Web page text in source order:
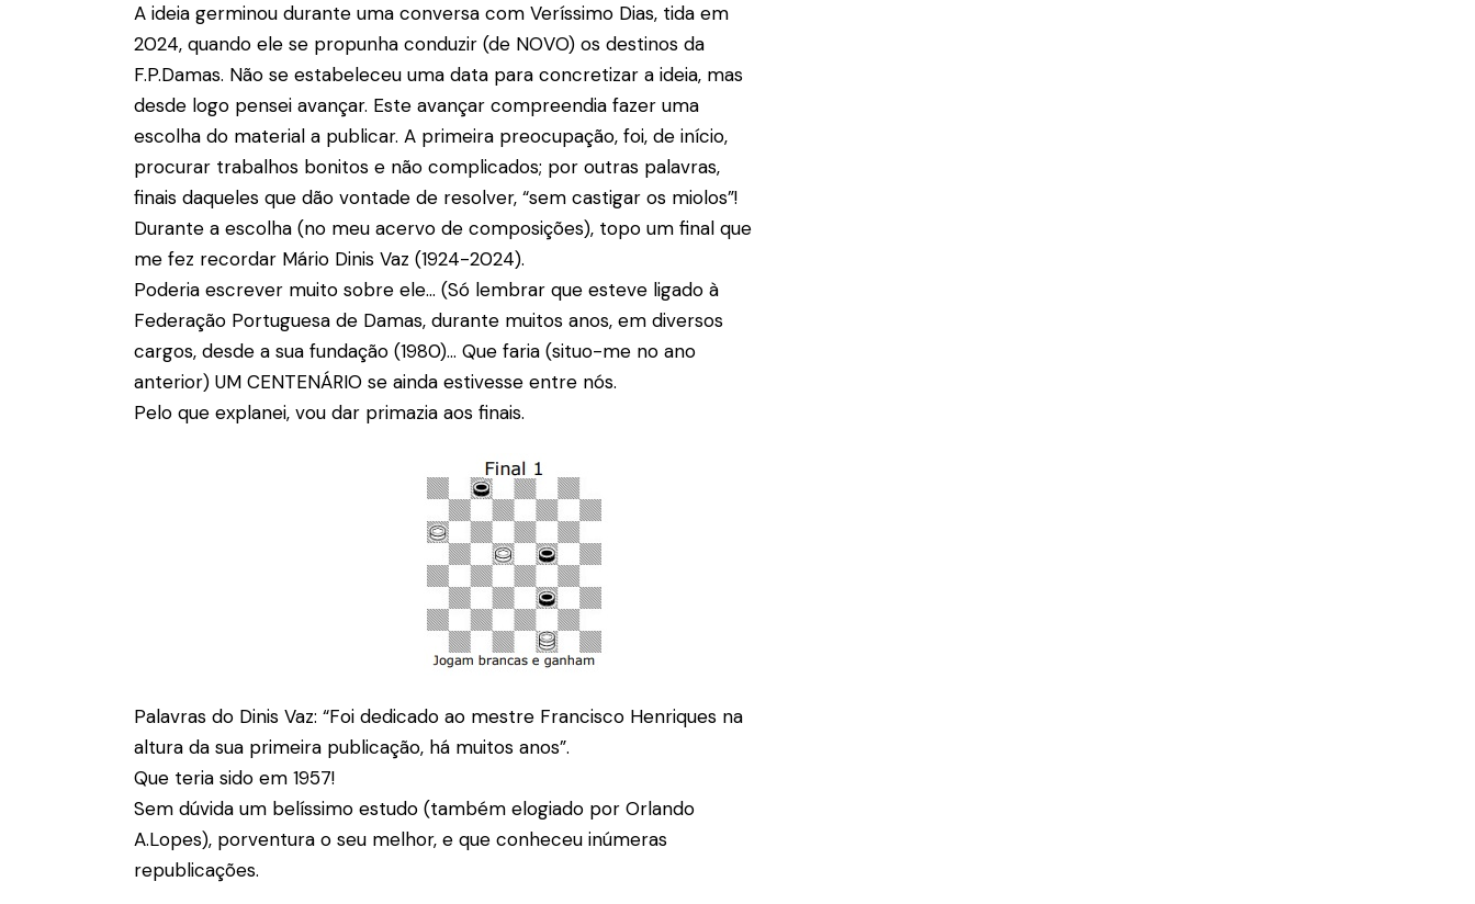
A ideia germinou durante uma conversa com Veríssimo Dias, tida em
2024, quando ele se propunha conduzir (de NOVO) os destinos da
F.P.Damas. Não se estabeleceu uma data para concretizar a ideia, mas
desde logo pensei avançar. Este avançar compreendia fazer uma
escolha do material a publicar. A primeira preocupação, foi, de início,
procurar trabalhos bonitos e não complicados; por outras palavras,
finais daqueles que dão vontade de resolver, “sem castigar os miolos”!
Durante a escolha (no meu acervo de composições), topo um final que
me fez recordar Mário Dinis Vaz (1924-2024).
Poderia escrever muito sobre ele… (Só lembrar que esteve ligado à
Federação Portuguesa de Damas, durante muitos anos, em diversos
cargos, desde a sua fundação (1980)… Que faria (situo-me no ano
anterior) UM CENTENÁRIO se ainda estivesse entre nós.
Pelo que explanei, vou dar primazia aos finais.
Palavras do Dinis Vaz: “Foi dedicado ao mestre Francisco Henriques na
altura da sua primeira publicação, há muitos anos”.
Que teria sido em 1957!
Sem dúvida um belíssimo estudo (também elogiado por Orlando
A.Lopes), porventura o seu melhor, e que conheceu inúmeras
republicações.